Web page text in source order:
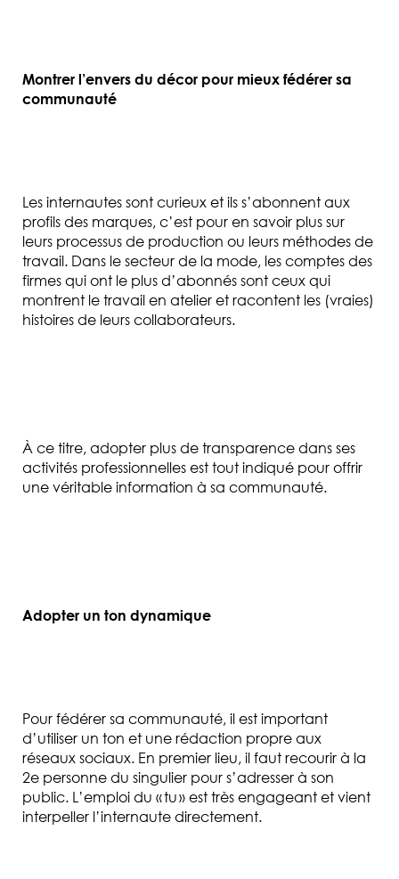
Montrer l’envers du décor pour mieux fédérer sa
communauté
Les internautes sont curieux et ils s’abonnent aux
profils des marques, c’est pour en savoir plus sur
leurs processus de production ou leurs méthodes de
travail. Dans le secteur de la mode, les comptes des
firmes qui ont le plus d’abonnés sont ceux qui
montrent le travail en atelier et racontent les (vraies)
histoires de leurs collaborateurs.
À ce titre, adopter plus de transparence dans ses
activités professionnelles est tout indiqué pour offrir
une véritable information à sa communauté.
Adopter un ton dynamique
Pour fédérer sa communauté, il est important
d’utiliser un ton et une rédaction propre aux
réseaux sociaux. En premier lieu, il faut recourir à la
2e personne du singulier pour s’adresser à son
public. L’emploi du « tu » est très engageant et vient
interpeller l’internaute directement.